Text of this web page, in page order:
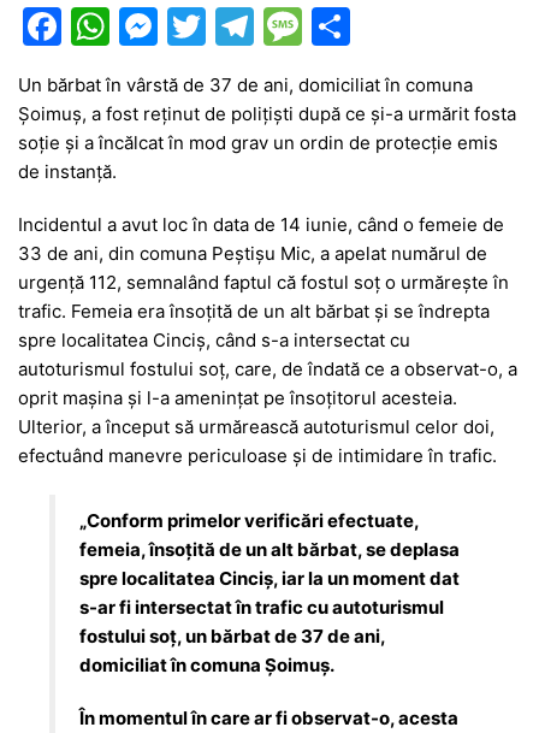
F
c
e
b
o
o
k
W
at
s
A
p
p
M
s
s
n
g
er
T
itt
er
T
el
e
gr
m
M
s
s
g
e
ar
ta
je
z
ă
Un bărbat în vârstă de 37 de ani, domiciliat în comuna
Șoimuș, a fost reținut de polițiști după ce și-a urmărit fosta
soție și a încălcat în mod grav un ordin de protecție emis
de instanță.
Incidentul a avut loc în data de 14 iunie, când o femeie de
33 de ani, din comuna Peștișu Mic, a apelat numărul de
urgență 112, semnalând faptul că fostul soț o urmărește în
trafic. Femeia era însoțită de un alt bărbat și se îndrepta
spre localitatea Cinciș, când s-a intersectat cu
autoturismul fostului soț, care, de îndată ce a observat-o, a
oprit mașina și l-a amenințat pe însoțitorul acesteia.
Ulterior, a început să urmărească autoturismul celor doi,
efectuând manevre periculoase și de intimidare în trafic.
„Conform primelor verificări efectuate,
femeia, însoțită de un alt bărbat, se deplasa
spre localitatea Cinciș, iar la un moment dat
s-ar fi intersectat în trafic cu autoturismul
fostului soț, un bărbat de 37 de ani,
domiciliat în comuna Șoimuș.
În momentul în care ar fi observat-o, acesta